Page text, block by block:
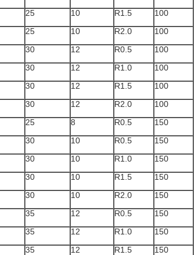
25 10 R1.5
100
25 10 R2.0
100
30 12 R0.5
100
30 12 R1.0
100
30 12 R1.5
100
30 12 R2.0
100
25 8 R0.5
150
30 10 R0.5
150
30 10 R1.0
150
30 10 R1.5
150
30 10 R2.0
150
35 12 R0.5
150
35 12 R1.0
150
35 12 R1.5
150